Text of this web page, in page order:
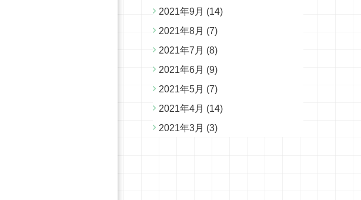
2021年9月 (14)
2021年8月 (7)
2021年7月 (8)
2021年6月 (9)
2021年5月 (7)
2021年4月 (14)
2021年3月 (3)